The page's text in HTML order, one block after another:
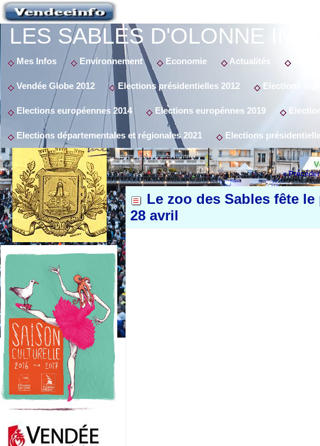
LES SABLES D'OLONNE INFO
Mes Infos Environnement Economie Actualités
Vendée Globe 2012 Elections présidentielles 2012 Elections
Elections européennes 2014 Elections europénnes 2019
Elections départementales et régionales 2021 Elections
«
Le zoo des Sables fête
28 avril